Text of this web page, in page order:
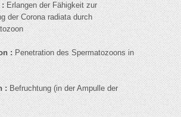
:Erlangen der Fähigkeit zur
der Corona radiata durch
:Penetration des Spermatozoons in
:Befruchtung (in der Ampulle der